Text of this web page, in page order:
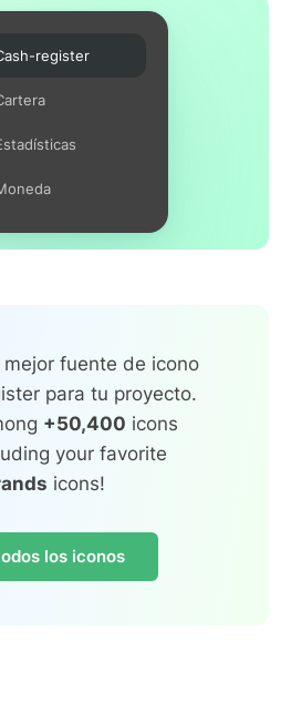
register
mejor fuente de icono
para tu proyecto.
+50,400 icons
your favorite
icons!
los iconos